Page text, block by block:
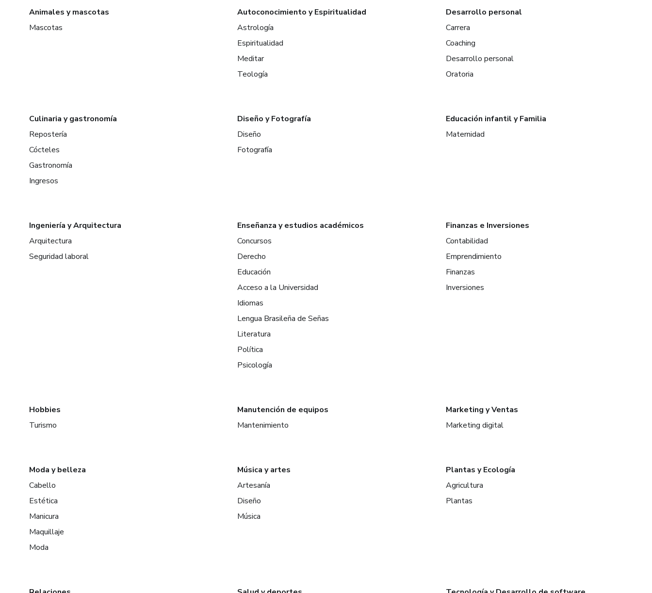
Animales y mascotas
Mascotas
Autoconocimiento y Espiritualidad
Astrología
Espiritualidad
Meditar
Teología
Desarrollo personal
Carrera
Coaching
Desarrollo personal
Oratoria
Culinaria y gastronomía
Repostería
Cócteles
Gastronomía
Ingresos
Diseño y Fotografía
Diseño
Fotografía
Educación infantil y Familia
Maternidad
Ingeniería y Arquitectura
Arquitectura
Seguridad laboral
Enseñanza y estudios académicos
Concursos
Derecho
Educación
Acceso a la Universidad
Idiomas
Lengua Brasileña de Señas
Literatura
Política
Psicología
Finanzas e Inversiones
Contabilidad
Emprendimiento
Finanzas
Inversiones
Hobbies
Turismo
Manutención de equipos
Mantenimiento
Marketing y Ventas
Marketing digital
Moda y belleza
Cabello
Estética
Manicura
Maquillaje
Moda
Música y artes
Artesanía
Diseño
Música
Plantas y Ecología
Agricultura
Plantas